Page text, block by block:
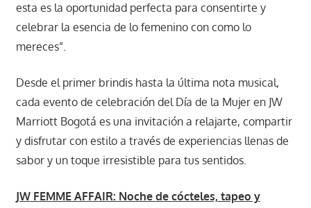
esta es la oportunidad perfecta para consentirte y
celebrar la esencia de lo femenino con como lo
mereces”.
Desde el primer brindis hasta la última nota musical,
cada evento de celebración del Día de la Mujer en JW
Marriott Bogotá es una invitación a relajarte, compartir
y disfrutar con estilo a través de experiencias llenas de
sabor y un toque irresistible para tus sentidos.
JW FEMME AFFAIR: Noche de cócteles, tapeo y